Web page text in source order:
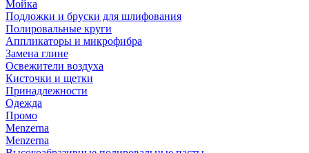
Мойка
Подложки и бруски для шлифования
Полировальные круги
Аппликаторы и микрофибра
Замена глине
Освежители воздуха
Кисточки и щетки
Принадлежности
Одежда
Промо
Menzerna
Menzerna